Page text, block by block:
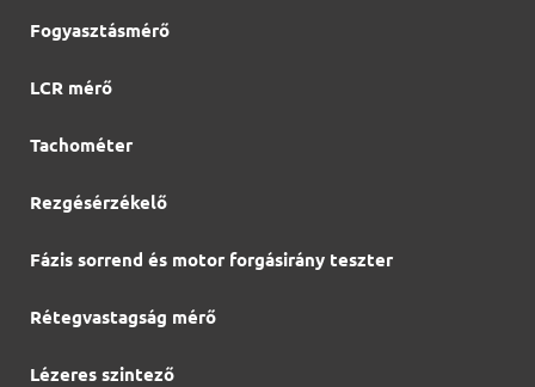
Fogyasztásmérő
LCR mérő
Tachométer
Rezgésérzékelő
Fázis sorrend és motor forgásirány teszter
Rétegvastagság mérő
Lézeres szintező